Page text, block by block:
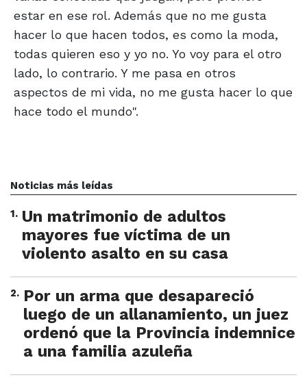
estar en ese rol. Además que no me gusta
hacer lo que hacen todos, es como la moda,
todas quieren eso y yo no. Yo voy para el otro
lado, lo contrario. Y me pasa en otros
aspectos de mi vida, no me gusta hacer lo que
hace todo el mundo".
Noticias más leídas
1. Un matrimonio de adultos
mayores fue víctima de un
violento asalto en su casa
2. Por un arma que desapareció
luego de un allanamiento, un juez
ordenó que la Provincia indemnice
a una familia azuleña